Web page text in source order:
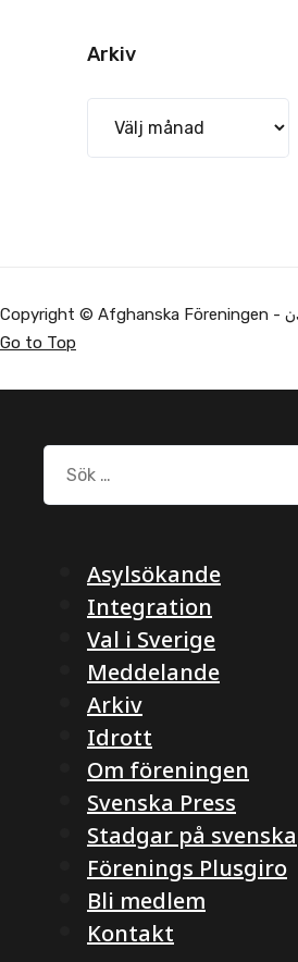
Arkiv
Go to Top
Sök
efter:
Asylsökande
Integration
Val i Sverige
Meddelande
Arkiv
Idrott
Om föreningen
Svenska Press
Stadgar på svenska
Förenings Plusgiro
Bli medlem
Kontakt